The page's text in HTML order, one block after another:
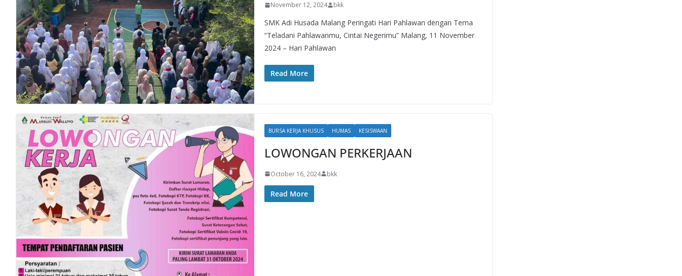
November 12, 2024 bkk
SMK Adi Husada Malang Peringati Hari Pahlawan dengan Tema
“Teladani Pahlawanmu, Cintai Negerimu” Malang, 11 November
2024 – Hari Pahlawan
Read More
BURSA KERJA KHUSUS HUMAS KESISWAAN
LOWONGAN PERKERJAAN
October 16, 2024 bkk
Read More